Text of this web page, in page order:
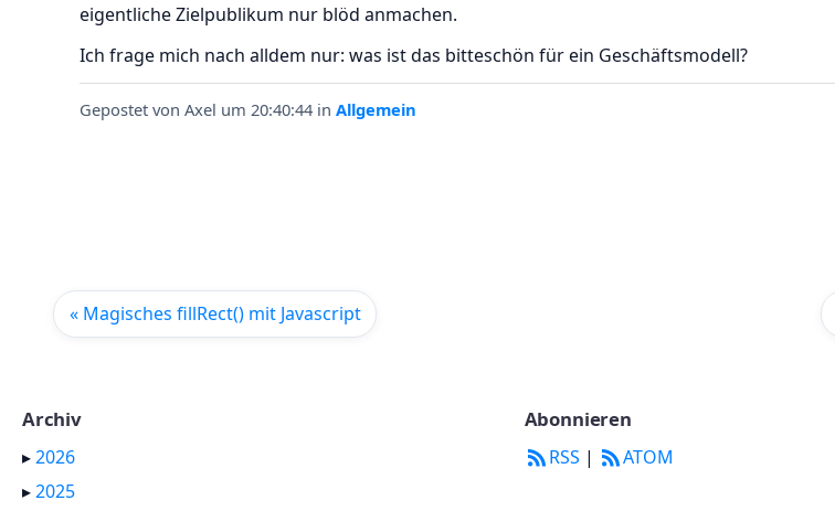
eigentliche Zielpublikum nur blöd anmachen.
Ich frage mich nach alldem nur: was ist das bitteschön für ein Geschäftsmodell?
Gepostet von Axel um 20:40:44 in Allgemein
« Magisches fillRect() mit Javascript
Archiv
▸2026
▸2025
Abonnieren
RSS | ATOM